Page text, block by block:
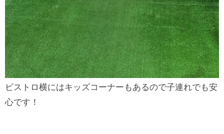
ビストロ横にはキッズコーナーもあるので子連れでも安
心です！